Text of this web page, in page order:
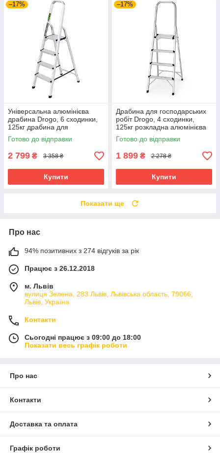
–17%
Універсальна алюмінієва
драбина Drogo, 6 сходинки,
125кг драбина для
будівництва драбина для
магазину
Готово до відправки
2 799 ₴ 3 358 ₴
Купити
–17%
Драбина для господарських
робіт Drogo, 4 сходинки,
125кг розкладна алюмінієва
драбина
Готово до відправки
1 899 ₴ 2 278 ₴
Купити
Показати ще
Про нас
94% позитивних з 274 відгуків за рік
Працює з 26.12.2018
м. Львів
вулиця Зелена, 283 Львів, Львівська область, 79066,
Львів, Україна
Контакти
Сьогодні працює з 09:00 до 18:00
Показати весь графік роботи
Про нас
Контакти
Доставка та оплата
Графік роботи